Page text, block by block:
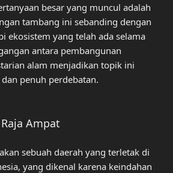
besar yang muncul adalah
tambang ini sebanding dengan
ekosistem yang telah ada selama
antara pembangunan
alam menjadikan topik ini
penuh perdebatan.
Ampat
sebuah daerah yang terletak di
yang dikenal karena keindahan